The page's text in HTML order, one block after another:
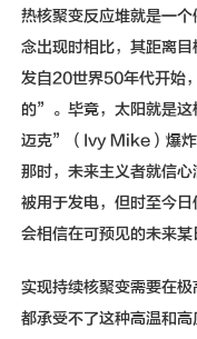
热核聚变反应堆就是一个例子，尽管它早已有之，但与作为全新理
念出现时相比，其距离
发自20世界50年代开始
的”。毕竟，太阳就是
迈克”（Ivy Mike）爆炸
那时，未来主义者就信
被用于发电，但时至今
会相信在可预见的未来某
实现持续核聚变需要在极高压力下控制极热的气体。任何物理容器
都承受不了这种高温和